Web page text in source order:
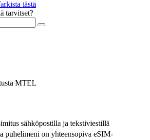
tästä
tarvitset?
MTEL
sähköpostilla ja tekstiviestillä
puhelimeni on yhteensopiva eSIM-